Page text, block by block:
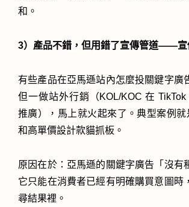
和。
3）產品不錯，但用錯了宣傳管道——宣
有些產品在亞馬遜站內怎麼投關鍵字廣
但一做站外行銷（KOL/KOC 在 TikTok
推廣），馬上就火起來了。典型案例就
和高單價設計款貓抓板。
原因在於：亞馬遜的關鍵字廣告「沒有
它只能在消費者已經有明確購買意圖時
尋結果裡。